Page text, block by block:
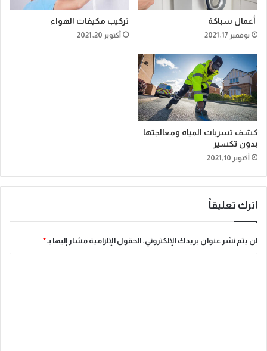
أعمال سباكة
نوفمبر 17, 2021
تركيب مكيفات الهواء
أكتوبر 20, 2021
كشف تسربات المياه ومعالجتها
بدون تكسير
أكتوبر 10, 2021
اترك تعليقاً
لن يتم نشر عنوان بريدك الإلكتروني. الحقول الإلزامية مشار إليها بـ*